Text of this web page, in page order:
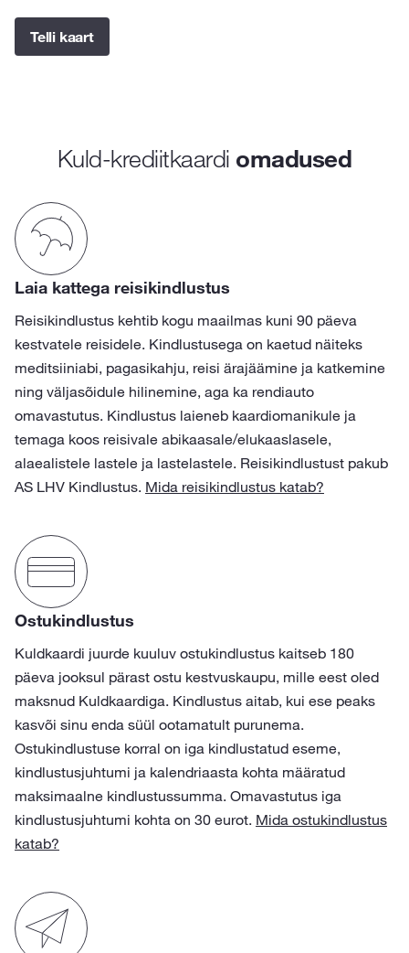
Telli kaart
Kuld-krediitkaardi omadused
Laia kattega reisikindlustus
Reisikindlustus kehtib kogu maailmas kuni 90 päeva
kestvatele reisidele. Kindlustusega on kaetud näiteks
meditsiiniabi, pagasikahju, reisi ärajäämine ja katkemine
ning väljasõidule hilinemine, aga ka rendiauto
omavastutus. Kindlustus laieneb kaardiomanikule ja
temaga koos reisivale abikaasale/elukaaslasele,
alaealistele lastele ja lastelastele. Reisikindlustust pakub
AS LHV Kindlustus. Mida reisikindlustus katab?
Ostukindlustus
Kuldkaardi juurde kuuluv ostukindlustus kaitseb 180
päeva jooksul pärast ostu kestvuskaupu, mille eest oled
maksnud Kuldkaardiga. Kindlustus aitab, kui ese peaks
kasvõi sinu enda süül ootamatult purunema.
Ostukindlustuse korral on iga kindlustatud eseme,
kindlustusjuhtumi ja kalendriaasta kohta määratud
maksimaalne kindlustussumma. Omavastutus iga
kindlustusjuhtumi kohta on 30 eurot. Mida ostukindlustus
katab?